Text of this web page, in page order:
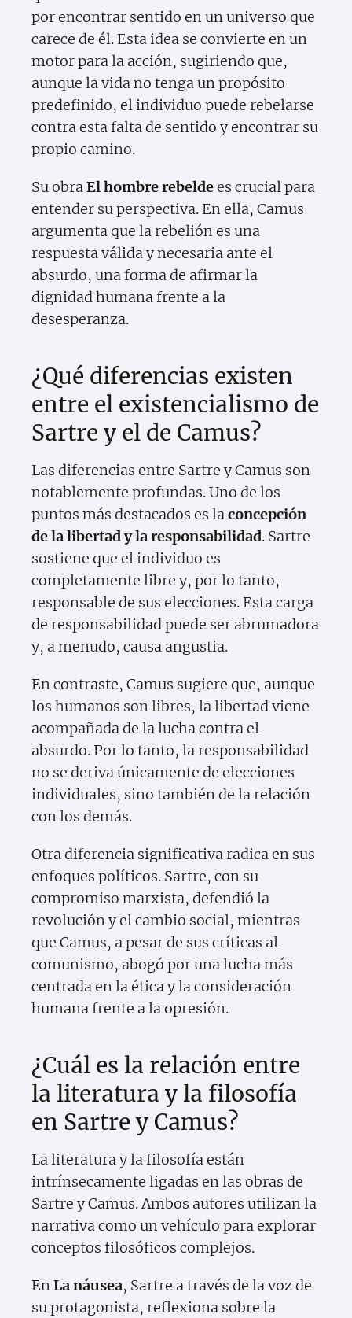
por encontrar sentido en un universo que
carece de él. Esta idea se convierte en un
motor para la acción, sugiriendo que,
aunque la vida no tenga un propósito
predefinido, el individuo puede rebelarse
contra esta falta de sentido y encontrar su
propio camino.
Su obraEl hombre rebeldees crucial para
entender su perspectiva. En ella, Camus
argumenta que la rebelión es una
respuesta válida y necesaria ante el
absurdo, una forma de afirmar la
dignidad humana frente a la
desesperanza.
¿Qué diferencias existen
entre el existencialismo de
Sartre y el de Camus?
Las diferencias entre Sartre y Camus son
notablemente profundas. Uno de los
puntos más destacados es laconcepción
de la libertad y la responsabilidad. Sartre
sostiene que el individuo es
completamente libre y, por lo tanto,
responsable de sus elecciones. Esta carga
de responsabilidad puede ser abrumadora
y, a menudo, causa angustia.
En contraste, Camus sugiere que, aunque
los humanos son libres, la libertad viene
acompañada de la lucha contra el
absurdo. Por lo tanto, la responsabilidad
no se deriva únicamente de elecciones
individuales, sino también de la relación
con los demás.
Otra diferencia significativa radica en sus
enfoques políticos. Sartre, con su
compromiso marxista, defendió la
revolución y el cambio social, mientras
que Camus, a pesar de sus críticas al
comunismo, abogó por una lucha más
centrada en la ética y la consideración
humana frente a la opresión.
¿Cuál es la relación entre
la literatura y la filosofía
en Sartre y Camus?
La literatura y la filosofía están
intrínsecamente ligadas en las obras de
Sartre y Camus. Ambos autores utilizan la
narrativa como un vehículo para explorar
conceptos filosóficos complejos.
EnLa náusea, Sartre a través de la voz de
su protagonista, reflexiona sobre la